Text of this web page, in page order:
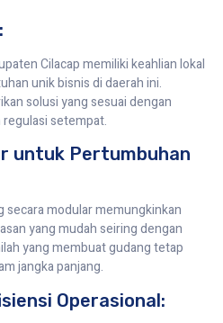
Cilacap memiliki keahlian lokal
unik bisnis di daerah ini.
solusi yang sesuai dengan
setempat.
untuk Pertumbuhan
secara modular memungkinkan
yang mudah seiring dengan
yang membuat gudang tetap
jangka panjang.
Operasional: